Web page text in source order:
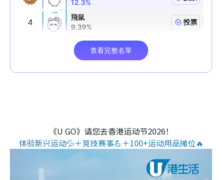
《U GO》请您去香港运动节2026！
体验新兴运动💦＋竞技赛事💪＋100+运动用品摊位🔥